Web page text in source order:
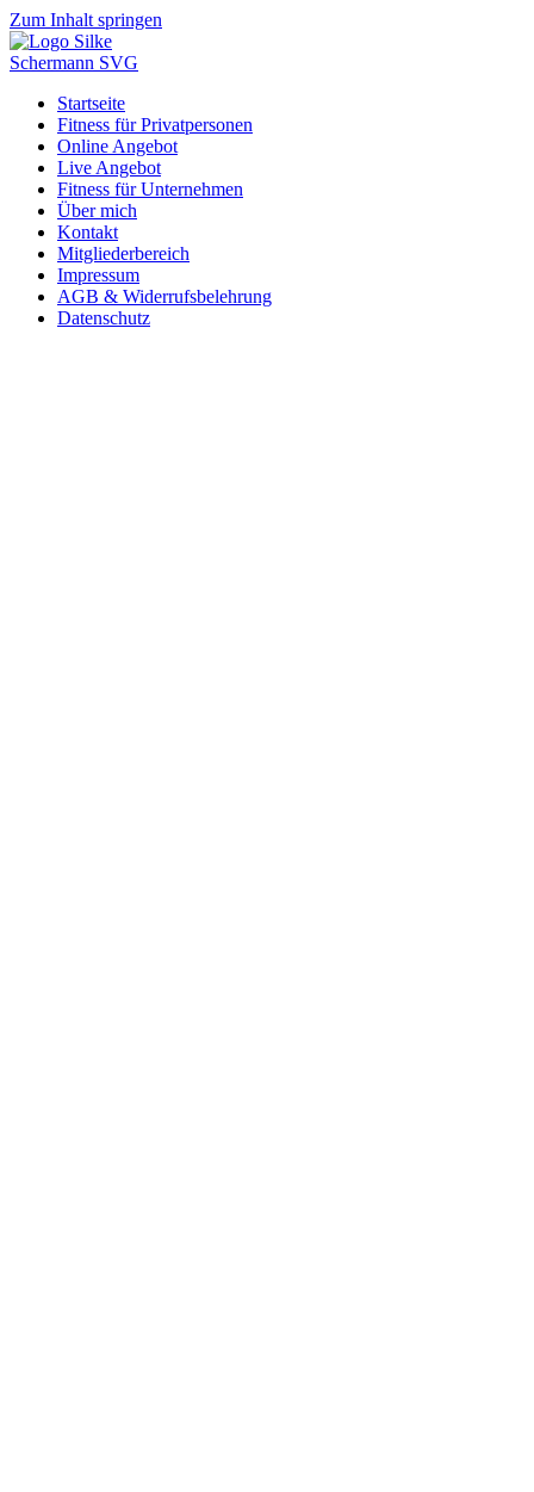
Zum Inhalt springen
Startseite
Fitness für Privatpersonen
Online Angebot
Live Angebot
Fitness für Unternehmen
Über mich
Kontakt
Mitgliederbereich
Impressum
AGB & Widerrufsbelehrung
Datenschutz